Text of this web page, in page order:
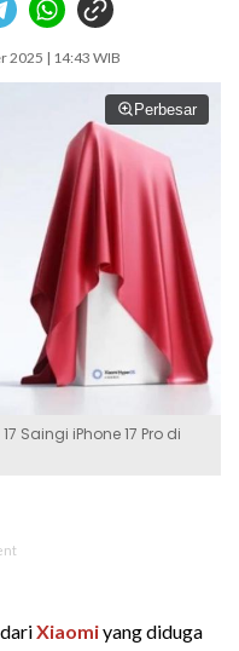
2025 | 14:43 WIB
Perbesar
Saingi iPhone 17 Pro di
Xiaomiyang diduga